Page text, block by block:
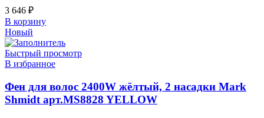
3 646 ₽
В корзину
Новый
Быстрый просмотр
В избранное
Фен для волос 2400W жёлтый, 2 насадки Mark
Shmidt арт.MS8828 YELLOW